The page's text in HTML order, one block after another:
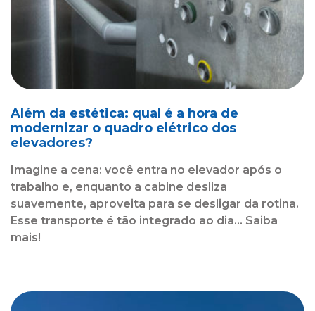
Além da estética: qual é a hora de
modernizar o quadro elétrico dos
elevadores?
Imagine a cena: você entra no elevador após o
trabalho e, enquanto a cabine desliza
suavemente, aproveita para se desligar da rotina.
Esse transporte é tão integrado ao dia... Saiba
mais!